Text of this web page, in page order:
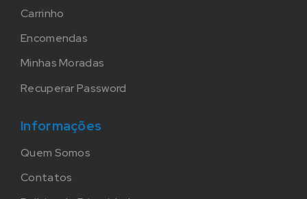
Carrinho
Encomendas
Minhas Moradas
Recuperar Password
Informações
Quem Somos
Contatos